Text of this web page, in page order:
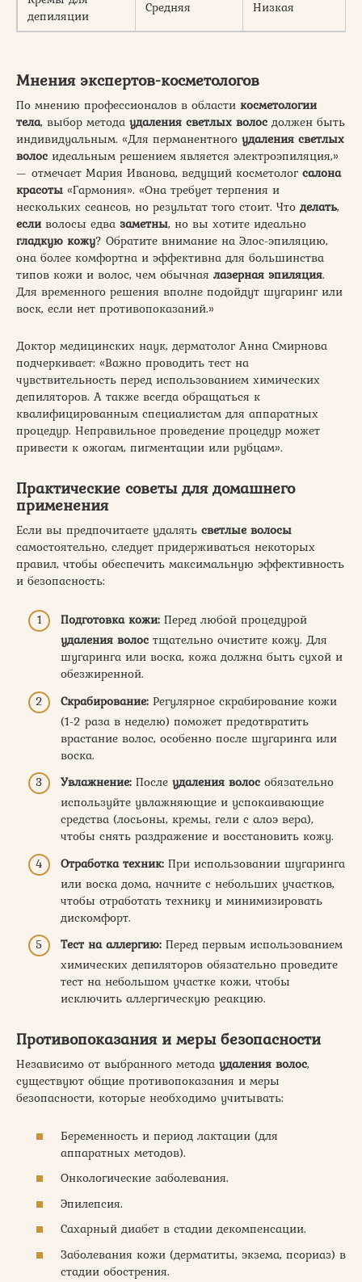
депиляции
Средняя Низкая
Мнения экспертов-косметологов
По мнению профессионалов в области косметологии
тела, выбор метода удаления светлых волос должен быть
индивидуальным. «Для перманентного удаления светлых
волос идеальным решением является электроэпиляция,»
— отмечает Мария Иванова, ведущий косметолог салона
красоты «Гармония». «Она требует терпения и
нескольких сеансов, но результат того стоит. Что делать,
есливолосы едва заметны, но вы хотите идеально
гладкую кожу? Обратите внимание на Элос-эпиляцию,
она более комфортна и эффективна для большинства
типов кожи и волос, чем обычная лазерная эпиляция.
Для временного решения вполне подойдут шугаринг или
воск, если нет противопоказаний.»
Доктор медицинских наук, дерматолог Анна Смирнова
подчеркивает: «Важно проводить тест на
чувствительность перед использованием химических
депиляторов. А также всегда обращаться к
квалифицированным специалистам для аппаратных
процедур. Неправильное проведение процедур может
привести к ожогам, пигментации или рубцам».
Практические советы для домашнего
применения
Если вы предпочитаете удалять светлые волосы
самостоятельно, следует придерживаться некоторых
правил, чтобы обеспечить максимальную эффективность
и безопасность:
Подготовка кожи: Перед любой процедурой
удаления волос тщательно очистите кожу. Для
шугаринга или воска, кожа должна быть сухой и
обезжиренной.
Скрабирование: Регулярное скрабирование кожи
(1-2 раза в неделю) поможет предотвратить
врастание волос, особенно после шугаринга или
воска.
Увлажнение: После удаления волос обязательно
используйте увлажняющие и успокаивающие
средства (лосьоны, кремы, гели с алоэ вера),
чтобы снять раздражение и восстановить кожу.
Отработка техник: При использовании шугаринга
или воска дома, начните с небольших участков,
чтобы отработать технику и минимизировать
дискомфорт.
Тест на аллергию: Перед первым использованием
химических депиляторов обязательно проведите
тест на небольшом участке кожи, чтобы
исключить аллергическую реакцию.
Противопоказания и меры безопасности
Независимо от выбранного метода удаления волос,
существуют общие противопоказания и меры
безопасности, которые необходимо учитывать:
Беременность и период лактации (для
аппаратных методов).
Онкологические заболевания.
Эпилепсия.
Сахарный диабет в стадии декомпенсации.
Заболевания кожи (дерматиты, экзема, псориаз) в
стадии обострения.